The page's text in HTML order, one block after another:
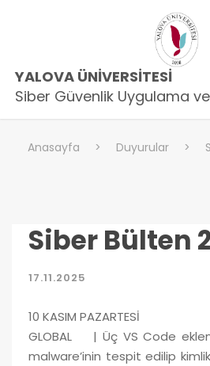
YALOVA ÜNIVERSITESI
Siber Güvenlik Uygulama
Anasayfa > Duyurular >
Siber Bülten
17.11.2025
10 KASIM PAZARTESİ
GLOBAL | Üç VS Code
malware’inin tespit edilip